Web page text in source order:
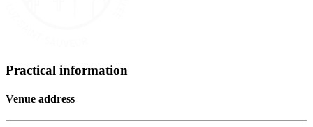
Practical information
Venue address